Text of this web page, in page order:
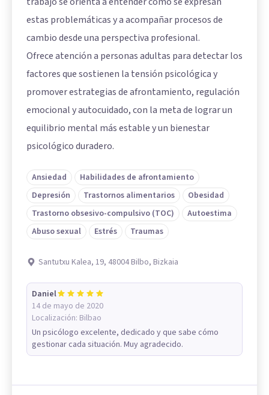
estas problemáticas y a acompañar procesos de
cambio desde una perspectiva profesional.
Ofrece atención a personas adultas para detectar los
factores que sostienen la tensión psicológica y
promover estrategias de afrontamiento, regulación
emocional y autocuidado, con la meta de lograr un
equilibrio mental más estable y un bienestar
psicológico duradero.
Ansiedad
Habilidades de afrontamiento
Depresión
Trastornos alimentarios
Obesidad
Trastorno obsesivo-compulsivo (TOC)
Autoestima
Abuso sexual
Estrés Traumas
Santutxu Kalea, 19, 48004 Bilbo, Bizkaia
Daniel
14 de mayo de 2020
Localización: Bilbao
Un psicólogo excelente, dedicado y que sabe cómo
gestionar cada situación. Muy agradecido.